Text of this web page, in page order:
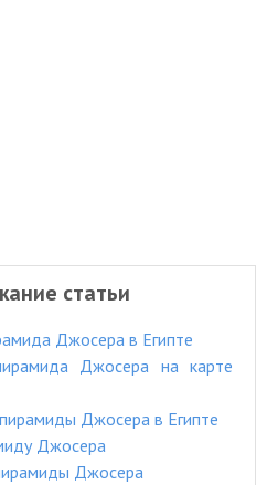
статьи
Джосера в Египте
Джосера на карте
Джосера в Египте
Джосера
Джосера